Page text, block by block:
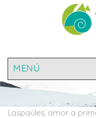
MENÚ
Laspaúles, amor a